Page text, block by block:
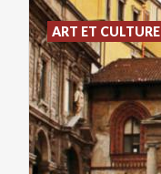
ART ET CULTURE